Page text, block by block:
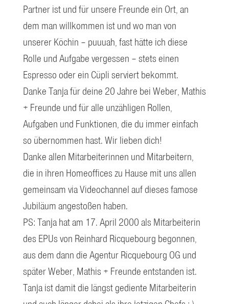
Partner ist und für unsere Freunde ein Ort, an
dem man willkommen ist und wo man von
unserer Köchin – puuuah, fast hätte ich diese
Rolle und Aufgabe vergessen – stets einen
Espresso oder ein Cüpli serviert bekommt.
Danke Tanja für deine 20 Jahre bei Weber, Mathis
+ Freunde und für alle unzähligen Rollen,
Aufgaben und Funktionen, die du immer einfach
so übernommen hast. Wir lieben dich!
Danke allen Mitarbeiterinnen und Mitarbeitern,
die in ihren Homeoffices zu Hause mit uns allen
gemeinsam via Videochannel auf dieses famose
Jubiläum angestoßen haben.
PS: Tanja hat am 17. April 2000 als Mitarbeiterin
des EPUs von Reinhard Ricquebourg begonnen,
aus dem dann die Agentur Ricquebourg OG und
später Weber, Mathis + Freunde entstanden ist.
Tanja ist damit die längst gediente Mitarbeiterin